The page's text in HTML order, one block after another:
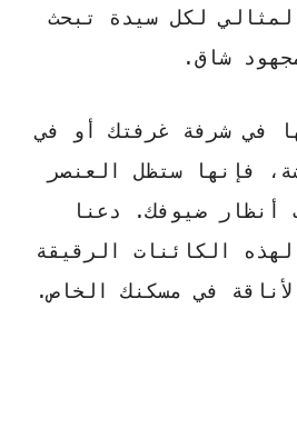
لكل سيدة تبحث
شاق.
في شرفة غرفتك أو في
فإنها ستظل
العنصر
أنظار ضيوفك. دعنا
الكائنات الرقيقة
في مسكنك الخاص.